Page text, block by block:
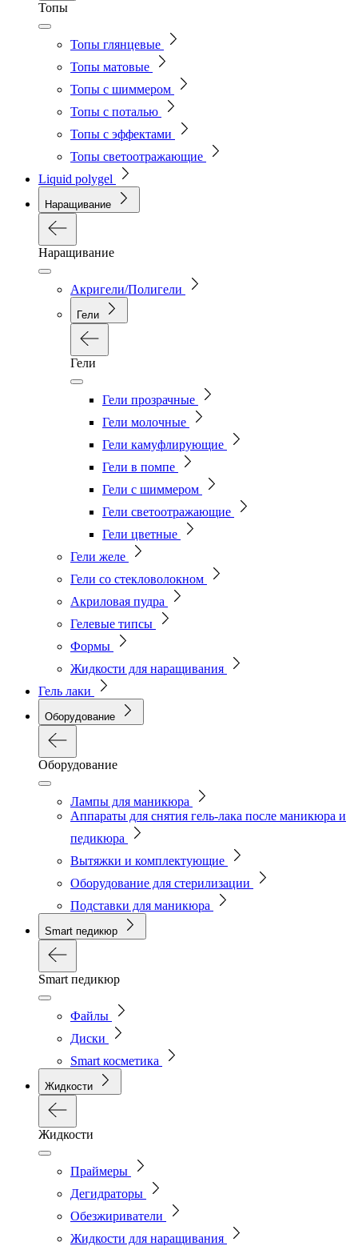
Топы
Топы глянцевые
Топы матовые
Топы с шиммером
Топы с поталью
Топы с эффектами
Топы светоотражающие
Liquid polygel
Наращивание
Наращивание
Акригели/Полигели
Гели
Гели
Гели прозрачные
Гели молочные
Гели камуфлирующие
Гели в помпе
Гели с шиммером
Гели светоотражающие
Гели цветные
Гели желе
Гели со стекловолокном
Акриловая пудра
Гелевые типсы
Формы
Жидкости для наращивания
Гель лаки
Оборудование
Оборудование
Лампы для маникюра
Аппараты для снятия гель-лака после маникюра и
педикюра
Вытяжки и комплектующие
Оборудование для стерилизации
Подставки для маникюра
Smart педикюр
Smart педикюр
Файлы
Диски
Smart косметика
Жидкости
Жидкости
Праймеры
Дегидраторы
Обезжириватели
Жидкости для наращивания